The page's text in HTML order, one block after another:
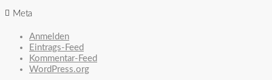
Meta
Anmelden
Eintrags-Feed
Kommentar-Feed
WordPress.org